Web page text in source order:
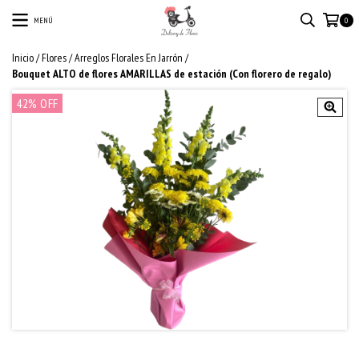
MENÚ 0
Inicio/Flores/Arreglos Florales En Jarrón /
Bouquet ALTO de flores AMARILLAS de estación (Con florero de regalo)
42% OFF